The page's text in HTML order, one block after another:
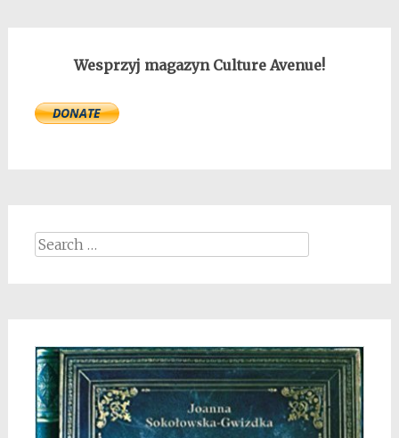
Wesprzyj magazyn Culture Avenue!
Search
for: